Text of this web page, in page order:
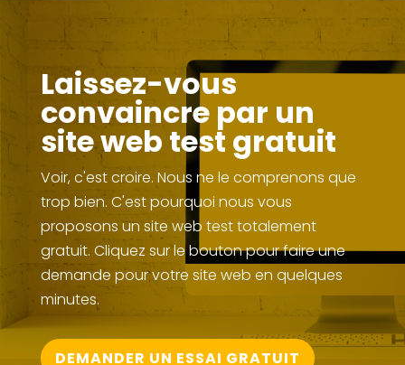
Laissez-vous
convaincre par un
site web test gratuit
Voir, c'est croire. Nous ne le comprenons que
trop bien. C'est pourquoi nous vous
proposons un site web test totalement
gratuit. Cliquez sur le bouton pour faire une
demande pour votre site web en quelques
minutes.
DEMANDER UN ESSAI GRATUIT